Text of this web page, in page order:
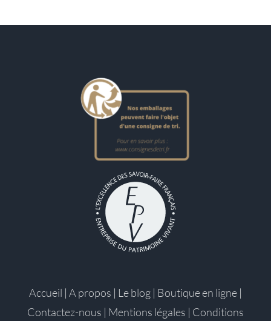
Accueil | A propos | Le blog | Boutique en ligne |
Contactez-nous | Mentions légales | Conditions